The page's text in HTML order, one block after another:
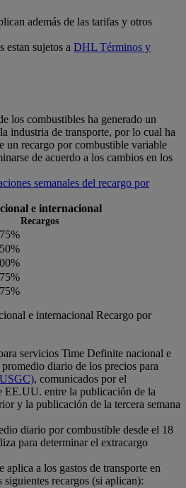
además de las tarifas y otros
estan sujetos a DHL Términos y
los combustibles ha generado un
industria de transporte, por lo cual ha
un recargo por combustible variable
de acuerdo a los cambios en los
semanales del recargo por
e internacional
Recargos
e internacional Recargo por
servicios Time Definite nacional e
diario de los precios para
, comunicados por el
EE.UU. entre la publicación de la
y la publicación de la tercera semana
diario por combustible desde el 18
para determinar el extracargo
aplica a los gastos de transporte en
recargos (si aplican):